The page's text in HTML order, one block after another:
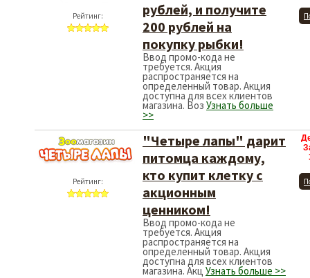
Рейтинг:
рублей, и получите
200 рублей на
покупку рыбки!
Ввод промо-кода не
требуется. Акция
распространяется на
определенный товар. Акция
доступна для всех клиентов
магазина. Воз Узнать больше
>>
Рейтинг:
"Четыре лапы" дарит
питомца каждому,
кто купит клетку с
акционным
ценником!
Ввод промо-кода не
требуется. Акция
распространяется на
определенный товар. Акция
доступна для всех клиентов
магазина. Акц Узнать больше >>